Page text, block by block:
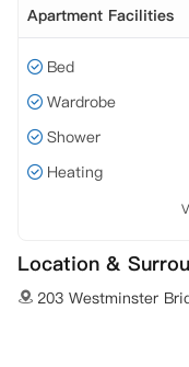
Apartment Facilities
Bed
Wardrobe
Shower
Heating
Location &
203 Westminster